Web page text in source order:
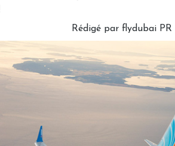
Rédigé par flydubai